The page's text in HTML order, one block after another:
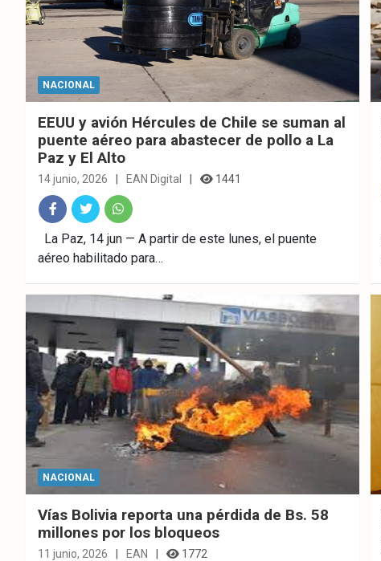
NACIONAL
EEUU y avión Hércules de Chile se suman al
puente aéreo para abastecer de pollo a La
Paz y El Alto
14 junio, 2026 EAN Digital 1441
Fac
ebo
ok
Twitt
er
What
sAp
p
La Paz, 14 jun — A partir de este lunes, el puente
aéreo habilitado para…
NACIONAL
Vías Bolivia reporta una pérdida de Bs. 58
millones por los bloqueos
11 junio, 2026 EAN 1772